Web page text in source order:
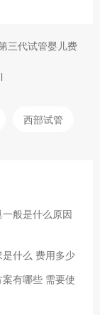
三代试管婴儿费
西部试管
般是什么原因
什么 费用多少
有哪些 需要使